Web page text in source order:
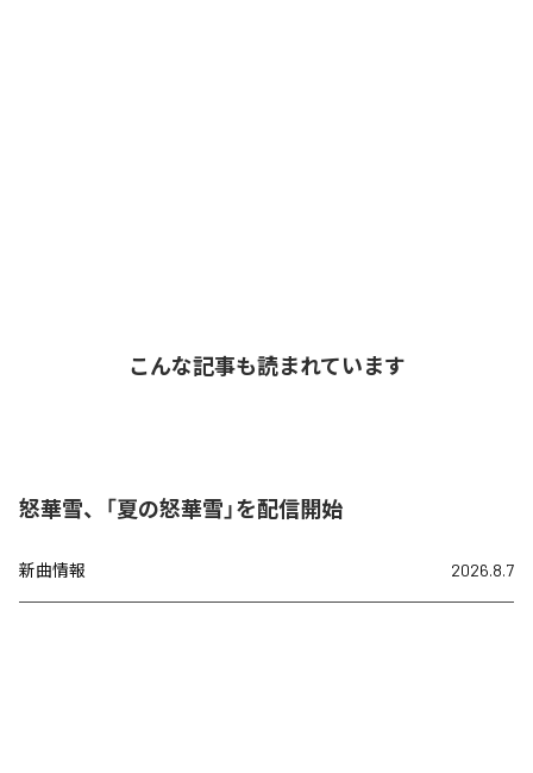
こんな記事も読まれています
怒華雪、「夏の怒華雪」を配信開始
新曲情報 2026.8.7